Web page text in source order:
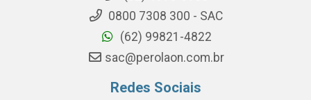
0800 7308 300 - SAC
(62) 99821-4822
sac@perolaon.com.br
Redes Sociais